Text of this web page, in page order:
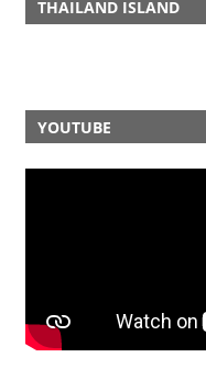
THAILAND ISLAND
YOUTUBE